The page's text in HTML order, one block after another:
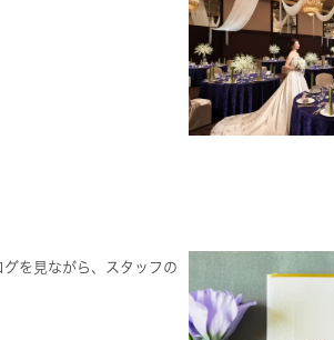
を見ながら、スタッフの